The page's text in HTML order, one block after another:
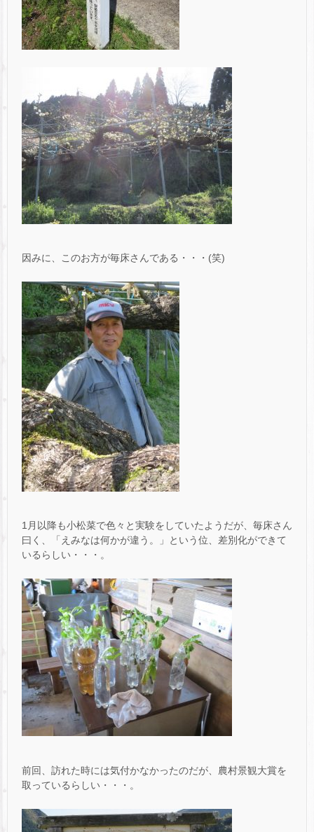
因みに、このお方が毎床さんである・・・(笑)
1月以降も小松菜で色々と実験をしていたようだが、毎床さん
曰く、「えみなは何かが違う。」という位、差別化ができて
いるらしい・・・。
前回、訪れた時には気付かなかったのだが、農村景観大賞を
取っているらしい・・・。